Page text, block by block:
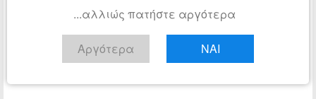
...αλλιώς πατήστε αργότερα
Αργότερα ΝΑΙ